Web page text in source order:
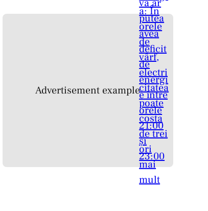
Advertisement example